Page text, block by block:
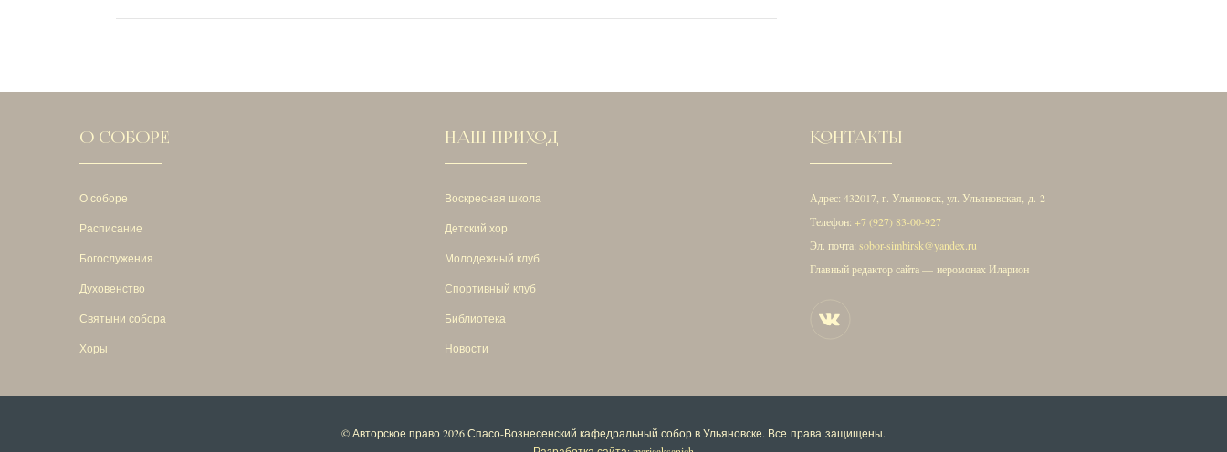
О СОБОРЕ
О соборе
Расписание
Богослужения
Духовенство
Святыни собора
Хоры
НАШ ПРИХОД
Воскресная школа
Детский хор
Молодежный клуб
Спортивный клуб
Библиотека
Новости
КОНТАКТЫ
Адрес: 432017, г. Ульяновск, ул. Ульяновская, д. 2
Телефон: +7 (927) 83-00-927
Эл. почта: sobor-simbirsk@yandex.ru
Главный редактор сайта — иеромонах Иларион
© Авторское право 2026Спасо-Вознесенский кафедральный собор в Ульяновске. Все права защищены.